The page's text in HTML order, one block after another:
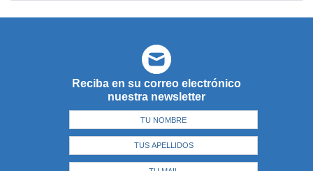
Reciba en su correo electrónico
nuestra newsletter